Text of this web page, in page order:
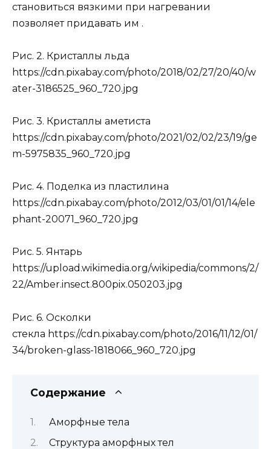
становиться вязкими при нагревании
позволяет придавать им .
Рис. 2. Кристаллы льда
https://cdn.pixabay.com/photo/2018/02/27/20/40/w
ater-3186525_960_720.jpg
Рис. 3. Кристаллы аметиста
https://cdn.pixabay.com/photo/2021/02/02/23/19/ge
m-5975835_960_720.jpg
Рис. 4. Поделка из пластилина
https://cdn.pixabay.com/photo/2012/03/01/01/14/ele
phant-20071_960_720.jpg
Рис. 5. Янтарь
https://upload.wikimedia.org/wikipedia/commons/2/
22/Amber.insect.800pix.050203.jpg
Рис. 6. Осколки
стекла https://cdn.pixabay.com/photo/2016/11/12/01/
34/broken-glass-1818066_960_720.jpg
Содержание
Аморфные тела
Структура аморфных тел